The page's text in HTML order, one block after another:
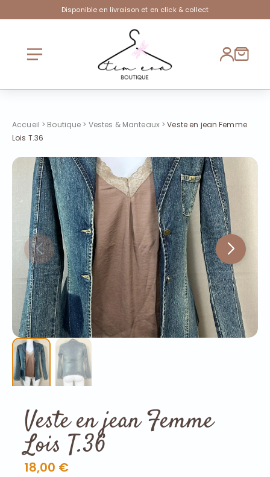
Disponible en livraison et en click & collect
Accueil > Boutique > Vestes & Manteaux>Veste en jean Femme
Lois T.36
Veste en jean Femme
Lois T.36
18,00 €